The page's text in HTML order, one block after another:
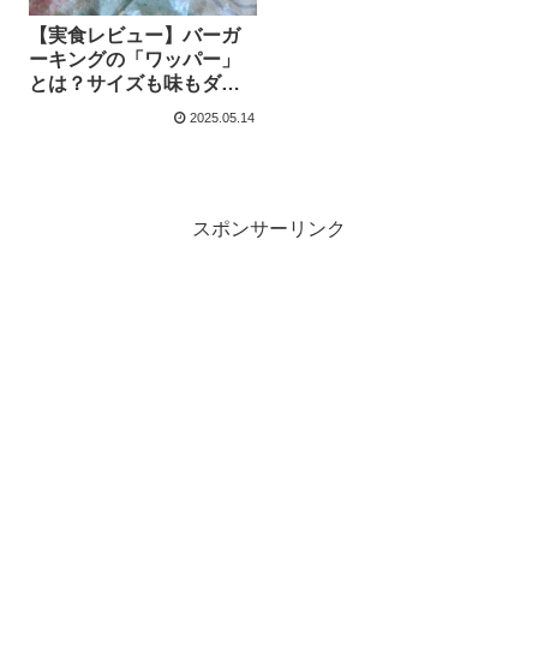
【実食レビュー】バーガ
ーキングの「ワッパー」
とは？サイズも味もダイ
ナミックな人気バーガ
2025.05.14
スポンサーリンク